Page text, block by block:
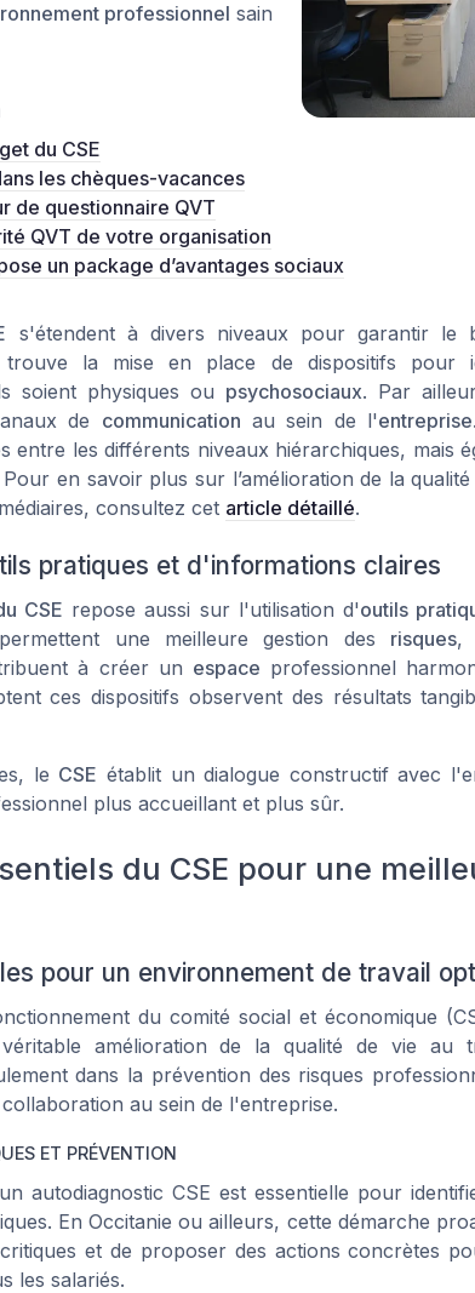
professionnel sain
du CSE
les chèques-vacances
de questionnaire QVT
QVT de votre organisation
un package d’avantages sociaux
s'étendent à divers niveaux pour garantir le
trouve la mise en place de dispositifs pour
soient physiques ou psychosociaux. Par
de communication au sein de l'entreprise
entre les différents niveaux hiérarchiques, mais
en savoir plus sur l’amélioration de la
consultez cet article détaillé.
pratiques et d'informations claires
CSE repose aussi sur l'utilisation d'outils
une meilleure gestion des risques,
à créer un espace professionnel
ces dispositifs observent des résultats
le CSE établit un dialogue constructif avec
plus accueillant et plus sûr.
du CSE pour une
pour un environnement de travail
du comité social et économique
amélioration de la qualité de vie au
dans la prévention des risques
au sein de l'entreprise.
ET PRÉVENTION
autodiagnostic CSE est essentielle pour
En Occitanie ou ailleurs, cette démarche
et de proposer des actions concrètes
les salariés.